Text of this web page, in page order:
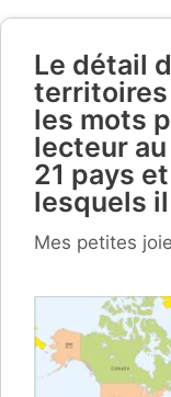
Le détail
territoires
les mots
lecteur
21 pays
lesquels
Catégories
Mes petites